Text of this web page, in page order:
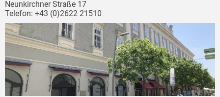
Neunkirchner Straße 17
Telefon: +43 (0)2622 21510